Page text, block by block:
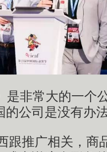
是非常大的一个
的公司是没有办
跟推广相关，商